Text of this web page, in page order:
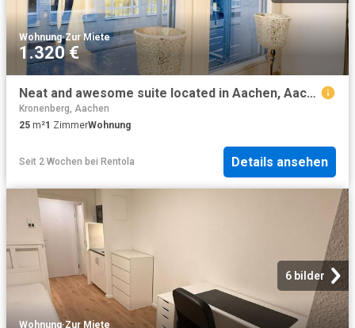
Wohnung·Zur Miete
1.320 €
Neat and awesome suite located in Aachen, Aachen Amsterdam Apartments for Rent
Kronenberg, Aachen
25 m²1 ZimmerWohnung
Seit 2 Wochen bei Rentola Details ansehen
6 bilder
Wohnung·Zur Miete